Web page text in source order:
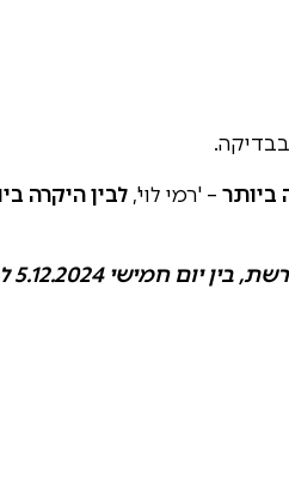
– 'רמי לוי', לבין היקרה